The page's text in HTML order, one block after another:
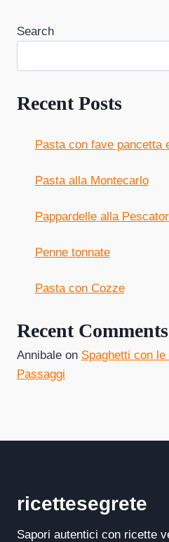
Search
Recent Posts
Pasta con fave pancetta
Pasta alla Montecarlo
Pappardelle alla
Penne tonnate
Pasta con Cozze
Recent Comments
Annibale on Spaghetti con
Passaggi
ricettesegrete
Sapori autentici con ricette